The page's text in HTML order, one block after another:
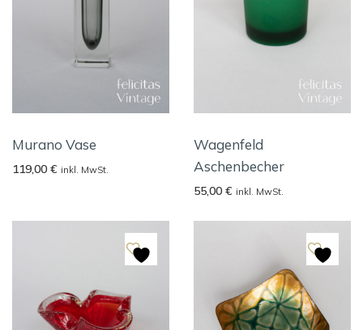
Murano Vase
119,00 € inkl. MwSt.
Wagenfeld
Aschenbecher
55,00 € inkl. MwSt.